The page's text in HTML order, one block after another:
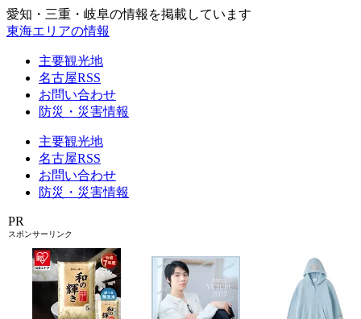
愛知・三重・岐阜の情報を掲載しています
東海エリアの情報
主要観光地
名古屋RSS
お問い合わせ
防災・災害情報
主要観光地
名古屋RSS
お問い合わせ
防災・災害情報
PR
スポンサーリンク